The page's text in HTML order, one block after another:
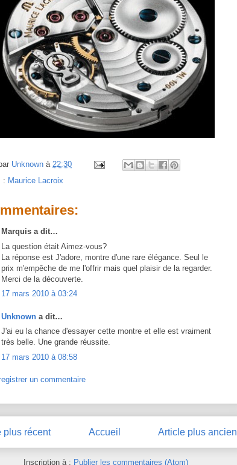
Unknown à 22:30
: Maurice Lacroix
Marquis a dit…
La question était Aimez-vous?
La réponse est J'adore, montre d'une rare élégance. Seul le
prix m'empêche de me l'offrir mais quel plaisir de la regarder.
Merci de la découverte.
17 mars 2010 à 03:24
Unknown a dit…
J'ai eu la chance d'essayer cette montre et elle est vraiment
très belle. Une grande réussite.
17 mars 2010 à 08:58
un commentaire
plus récent Article plus ancien
Accueil
Inscription à : Publier les commentaires (Atom)